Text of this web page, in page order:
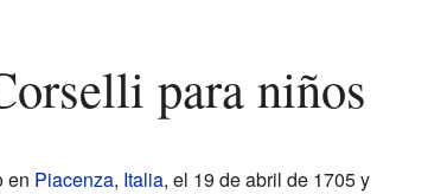
para niños
en Piacenza, Italia, el 19 de abril de 1705 y